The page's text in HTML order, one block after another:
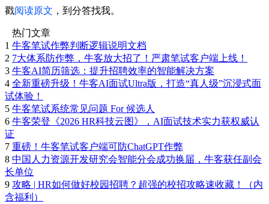
戳阅读原文 ，到分答找我。
热门文章
1 牛客笔试作弊判断逻辑说明文档
2 7大体系防作弊，牛客放大招了！严肃笔试客户端上线！
3 牛客AI简历筛选：提升招聘效率的智能解决方案
4 全新重磅升级！牛客AI面试Ultra版，打造“真人级”沉浸式面
试体验！
5 牛客笔试系统常见问题 For 候选人
6 牛客荣登《2026 HR科技云图》，AI面试技术实力获权威认
证
7 重磅！牛客笔试客户端可防ChatGPT作弊
8 中国人力资源开发研究会智能分会成功换届，牛客获任副会
长单位
9 攻略 | HR如何做好校园招聘？超强的校招攻略速收藏！（内
含福利）